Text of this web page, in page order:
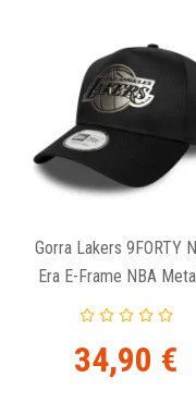
Gorra Lakers 9FORTY
Era E-Frame NBA
Black
34,90 €